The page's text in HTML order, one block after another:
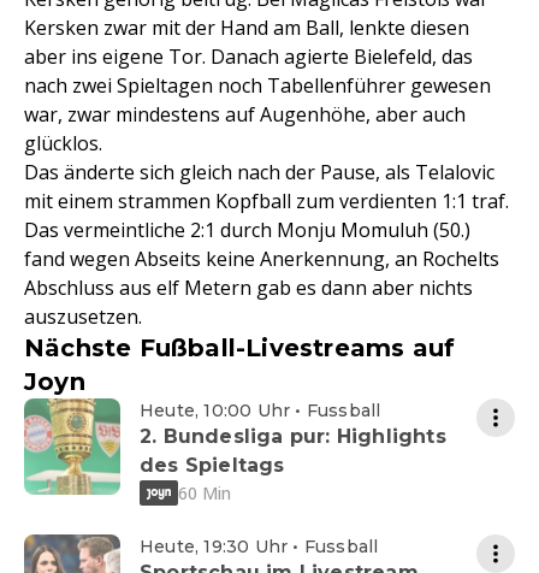
Kersken zwar mit der Hand am Ball, lenkte diesen
aber ins eigene Tor. Danach agierte Bielefeld, das
nach zwei Spieltagen noch Tabellenführer gewesen
war, zwar mindestens auf Augenhöhe, aber auch
glücklos.
Das änderte sich gleich nach der Pause, als Telalovic
mit einem strammen Kopfball zum verdienten 1:1 traf.
Das vermeintliche 2:1 durch Monju Momuluh (50.)
fand wegen Abseits keine Anerkennung, an Rochelts
Abschluss aus elf Metern gab es dann aber nichts
auszusetzen.
Nächste Fußball-Livestreams auf
Joyn
Heute, 10:00 Uhr • Fussball
2. Bundesliga pur: Highlights
des Spieltags
60 Min
Heute, 19:30 Uhr • Fussball